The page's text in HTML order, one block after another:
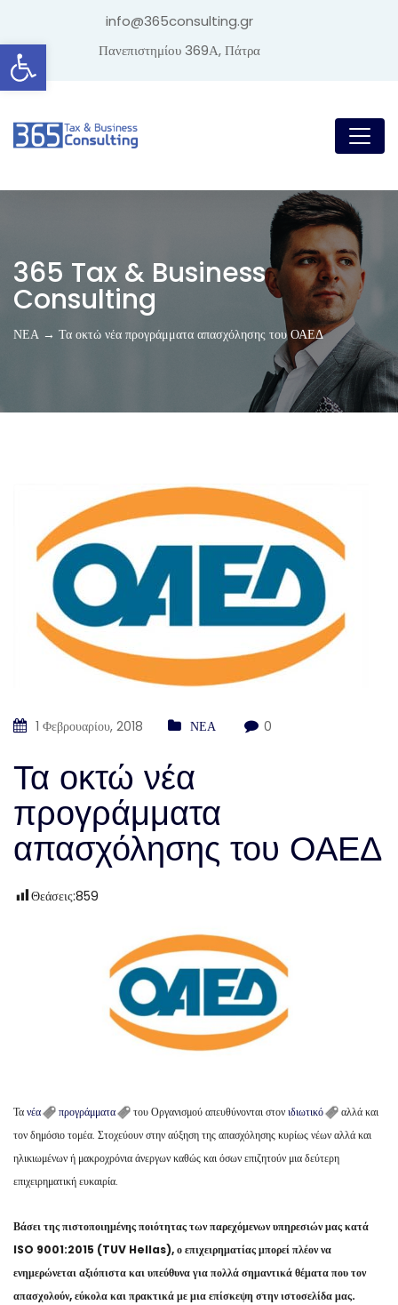
Ανοίξτε τη γραμμή εργαλείων
info@365consulting.gr
Πανεπιστημίου 369Α, Πάτρα
365 Tax & Business
Consulting
ΝΕΑ → Τα οκτώ νέα προγράμματα απασχόλησης του ΟΑΕΔ
1 Φεβρουαρίου, 2018 ΝΕΑ 0
Τα οκτώ νέα
προγράμματα
απασχόλησης του ΟΑΕΔ
Θεάσεις:859
Τανέα προγράμματα του Οργανισμού απευθύνονται στονιδιωτικό
αλλά και
τον δημόσιο τομέα. Στοχεύουν στην αύξηση της απασχόλησης κυρίως νέων αλλά και
ηλικιωμένων ή μακροχρόνια άνεργων καθώς και όσων επιζητούν μια δεύτερη
επιχειρηματική ευκαιρία.
Βάσει της πιστοποιημένης ποιότητας των παρεχόμενων υπηρεσιών μας κατά
ISO 9001:2015 (TUV Hellas), ο επιχειρηματίας μπορεί πλέον να
ενημερώνεται αξιόπιστα και υπεύθυνα για πολλά σημαντικά θέματα που τον
απασχολούν, εύκολα και πρακτικά με μια επίσκεψη στην ιστοσελίδα μας.